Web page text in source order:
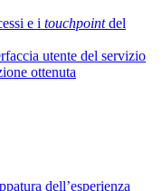
e i touchpointdel
utente del servizio
ottenuta
dell’esperienza